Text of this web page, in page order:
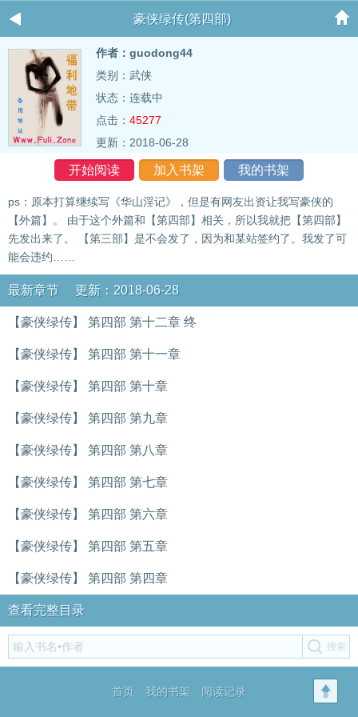
豪侠绿传(第四部)
作者：guodong44
类别：武侠
状态：连载中
点击： 45277
更新：2018-06-28
开始阅读 加入书架 我的书架
ps：原本打算继续写《华山淫记》，但是有网友出资让我写豪侠的
【外篇】。 由于这个外篇和【第四部】相关，所以我就把【第四部】
先发出来了。 【第三部】是不会发了，因为和某站签约了。我发了可
能会违约……
最新章节 更新：2018-06-28
【豪侠绿传】 第四部 第十二章 终
【豪侠绿传】 第四部 第十一章
【豪侠绿传】 第四部 第十章
【豪侠绿传】 第四部 第九章
【豪侠绿传】 第四部 第八章
【豪侠绿传】 第四部 第七章
【豪侠绿传】 第四部 第六章
【豪侠绿传】 第四部 第五章
【豪侠绿传】 第四部 第四章
查看完整目录
首页 我的书架 阅读记录